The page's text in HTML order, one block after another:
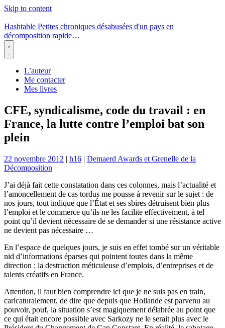
Skip to content
Hashtable Petites chroniques désabusées d'un pays en
décomposition rapide…
Menu
L’auteur
Me contacter
Mes livres
CFE, syndicalisme, code du travail : en
France, la lutte contre l’emploi bat son
plein
22 novembre 2012 | h16 | Demaerd Awards et Grenelle de la
Décomposition
J’ai déjà fait cette constatation dans ces colonnes, mais l’actualité et
l’amoncellement de cas tordus me pousse à revenir sur le sujet : de
nos jours, tout indique que l’État et ses sbires détruisent bien plus
l’emploi et le commerce qu’ils ne les facilite effectivement, à tel
point qu’il devient nécessaire de se demander si une résistance active
ne devient pas nécessaire …
En l’espace de quelques jours, je suis en effet tombé sur un véritable
nid d’informations éparses qui pointent toutes dans la même
direction : la destruction méticuleuse d’emplois, d’entreprises et de
talents créatifs en France.
Attention, il faut bien comprendre ici que je ne suis pas en train,
caricaturalement, de dire que depuis que Hollande est parvenu au
pouvoir, pouf, la situation s’est magiquement délabrée au point que
ce qui était encore possible avec Sarkozy ne le serait plus avec le